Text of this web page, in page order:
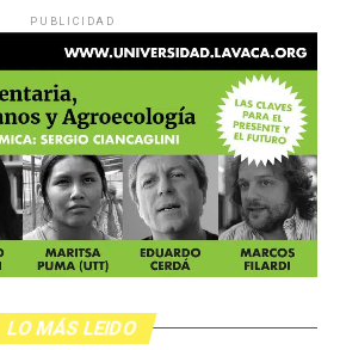
PUBLICIDAD
LO MÁS LEIDO